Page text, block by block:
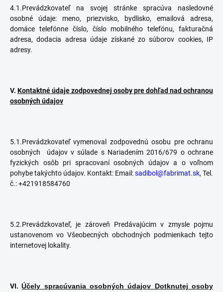
4.1.Prevádzkovateľ na svojej stránke spracúva nasledovné
osobné údaje: meno, priezvisko, bydlisko, emailová adresa,
domáce telefónne číslo, číslo mobilného telefónu, fakturačná
adresa, dodacia adresa údaje získané zo súborov cookies, IP
adresy.
V. Kontaktné údaje zodpovednej osoby pre dohľad nad ochranou
osobných údajov
5.1.Prevádzkovateľ vymenoval zodpovednú osobu pre ochranu
osobných údajov v súlade s Nariadením 2016/679 o ochrane
fyzických osôb pri spracovaní osobných údajov a o voľnom
pohybe takýchto údajov. Kontakt: Email:sadibol@fabrimat.sk, Tel.
č.: +421918584760
5.2.Prevádzkovateľ, je zároveň Predávajúcim v zmysle pojmu
ustanovenom vo Všeobecných obchodných podmienkach tejto
internetovej lokality.
VI. Účely spracúvania osobných údajov Dotknutej osoby